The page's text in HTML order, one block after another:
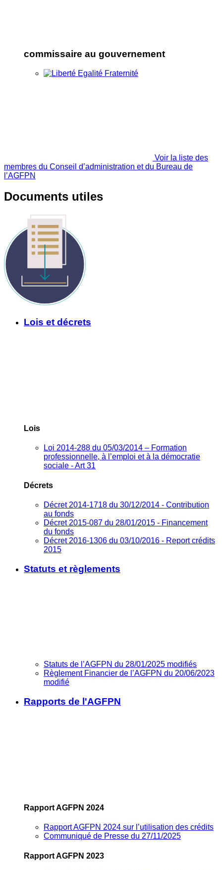
commissaire au gouvernement
Voir la liste des
membres du Conseil d’administration et du Bureau de
l’AGFPN
Documents utiles
Lois et décrets
Lois
Loi 2014-288 du 05/03/2014 – Formation
professionnelle, à l’emploi et à la démocratie
sociale - Art 31
Décrets
Décret 2014-1718 du 30/12/2014 - Contribution
au fonds
Décret 2015-087 du 28/01/2015 - Financement
du fonds
Décret 2016-1306 du 03/10/2016 - Report crédits
2015
Statuts et règlements
Statuts de l’AGFPN du 28/01/2025 modifiés
Règlement Financier de l’AGFPN du 20/06/2023
modifié
Rapports de l'AGFPN
Rapport AGFPN 2024
Rapport AGFPN 2024 sur l’utilisation des crédits
Communiqué de Presse du 27/11/2025
Rapport AGFPN 2023